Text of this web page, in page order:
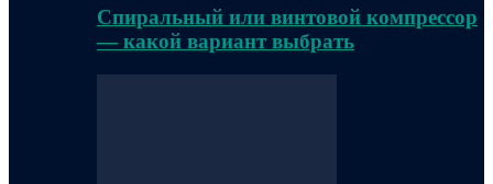
Спиральный или винтовой компрессор
— какой вариант выбрать